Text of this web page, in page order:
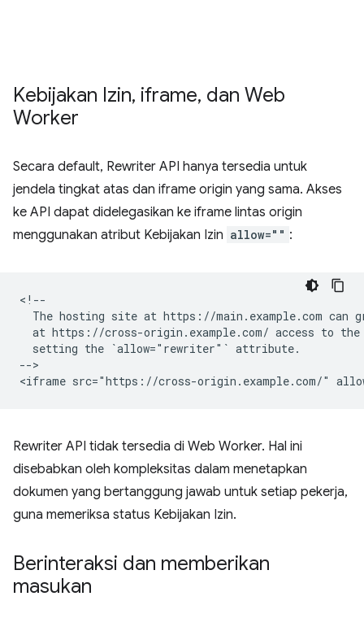
Kebijakan Izin, iframe, dan Web
Worker
Secara default, Rewriter API hanya tersedia untuk
jendela tingkat atas dan iframe origin yang sama. Akses
ke API dapat didelegasikan ke iframe lintas origin
menggunakan atribut Kebijakan Izin allow="" :
<!--
The hosting site at https://main.example.com can
at https://cross-origin.example.com/ access to
  setting the `allow="rewriter"` attribute.
-->
Rewriter API tidak tersedia di Web Worker. Hal ini
disebabkan oleh kompleksitas dalam menetapkan
dokumen yang bertanggung jawab untuk setiap pekerja,
guna memeriksa status Kebijakan Izin.
Berinteraksi dan memberikan
masukan